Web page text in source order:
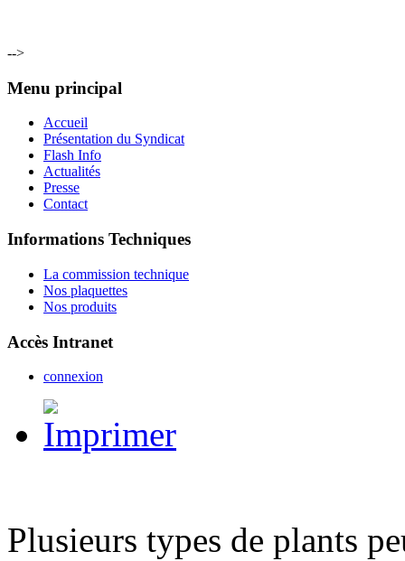
-->
Menu principal
Accueil
Présentation du Syndicat
Flash Info
Actualités
Presse
Contact
Informations Techniques
La commission technique
Nos plaquettes
Nos produits
Accès Intranet
connexion
Plusieurs types de plants